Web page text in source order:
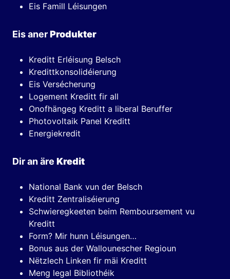
Eis Famill Léisungen
Eis anerProdukter
Kreditt Erléisung Belsch
Kredittkonsolidéierung
Eis Versécherung
Logement Kreditt fir all
Onofhängeg Kreditt a liberal Beruffer
Photovoltaik Panel Kreditt
Energiekredit
Dir an äre Kredit
National Bank vun der Belsch
Kreditt Zentraliséierung
Schwieregkeeten beim Remboursement vu
Kreditt
Form? Mir hunn Léisungen…
Bonus aus der Wallounescher Regioun
Nëtzlech Linken fir mäi Kreditt
Meng legal Bibliothéik